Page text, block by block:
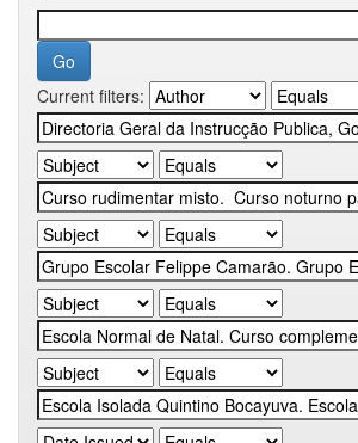
Current filters: